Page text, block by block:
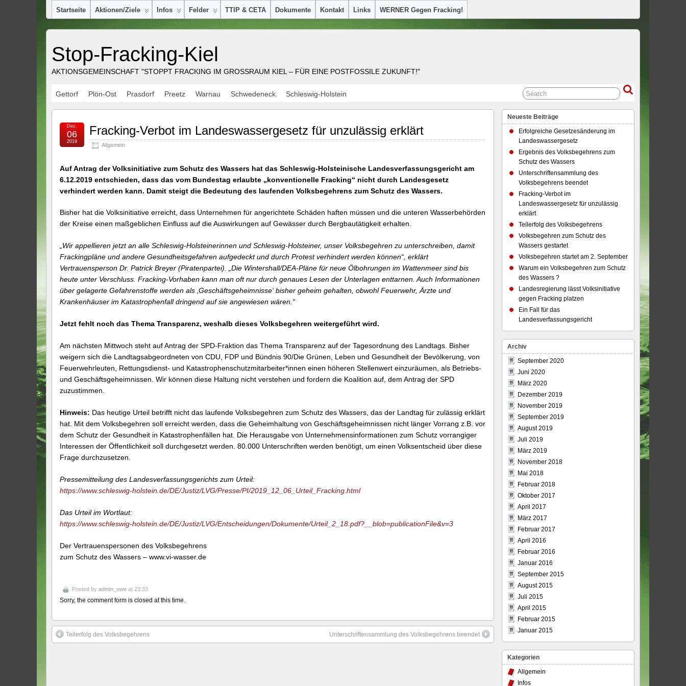
Startseite Aktionen/Ziele Infos Felder TTIP & CETA Dokumente Kontakt Links WERNER Gegen Fracking!
Stop-Fracking-Kiel
AKTIONSGEMEINSCHAFT "STOPPT FRACKING IM GROSSRAUM KIEL – FÜR EINE POSTFOSSILE ZUKUNFT!"
Gettorf Plön-Ost Prasdorf Preetz Warnau Schwedeneck Schleswig-Holstein
Fracking-Verbot im Landeswassergesetz für unzulässig erklärt
Allgemein
Dez.
06
2019
Auf Antrag der Volksinitiative zum Schutz des Wassers hat das Schleswig-Holsteinische Landesverfassungsgericht am
6.12.2019 entschieden, dass das vom Bundestag erlaubte „konventionelle Fracking“ nicht durch Landesgesetz
verhindert werden kann. Damit steigt die Bedeutung des laufenden Volksbegehrens zum Schutz des Wassers.
Bisher hat die Volksinitiative erreicht, dass Unternehmen für angerichtete Schäden haften müssen und die unteren Wasserbehörden
der Kreise einen maßgeblichen Einfluss auf die Auswirkungen auf Gewässer durch Bergbautätigkeit erhalten.
„Wir appellieren jetzt an alle Schleswig-Holsteinerinnen und Schleswig-Holsteiner, unser Volksbegehren zu unterschreiben, damit
Frackingpläne und andere Gesundheitsgefahren aufgedeckt und durch Protest verhindert werden können“, erklärt
Vertrauensperson Dr. Patrick Breyer (Piratenpartei). „Die Wintershall/DEA-Pläne für neue Ölbohrungen im Wattenmeer sind bis
heute unter Verschluss. Fracking-Vorhaben kann man oft nur durch genaues Lesen der Unterlagen enttarnen. Auch Informationen
über gelagerte Gefahrenstoffe werden als ‚Geschäftsgeheimnisse‘ bisher geheim gehalten, obwohl Feuerwehr, Ärzte und
Krankenhäuser im Katastrophenfall dringend auf sie angewiesen wären.“
Jetzt fehlt noch das Thema Transparenz, weshalb dieses Volksbegehren weitergeführt wird.
Am nächsten Mittwoch steht auf Antrag der SPD-Fraktion das Thema Transparenz auf der Tagesordnung des Landtags. Bisher
weigern sich die Landtagsabgeordneten von CDU, FDP und Bündnis 90/Die Grünen, Leben und Gesundheit der Bevölkerung, von
Feuerwehrleuten, Rettungsdienst- und Katastrophenschutzmitarbeiter*innen einen höheren Stellenwert einzuräumen, als Betriebs-
und Geschäftsgeheimnissen. Wir können diese Haltung nicht verstehen und fordern die Koalition auf, dem Antrag der SPD
zuzustimmen.
Hinweis: Das heutige Urteil betrifft nicht das laufende Volksbegehren zum Schutz des Wassers, das der Landtag für zulässig erklärt
hat. Mit dem Volksbegehren soll erreicht werden, dass die Geheimhaltung von Geschäftsgeheimnissen nicht länger Vorrang z.B. vor
dem Schutz der Gesundheit in Katastrophenfällen hat. Die Herausgabe von Unternehmensinformationen zum Schutz vorrangiger
Interessen der Öffentlichkeit soll durchgesetzt werden. 80.000 Unterschriften werden benötigt, um einen Volksentscheid über diese
Frage durchzusetzen.
Pressemitteilung des Landesverfassungsgerichts zum Urteil:
https://www.schleswig-holstein.de/DE/Justiz/LVG/Presse/PI/2019_12_06_Urteil_Fracking.html
Das Urteil im Wortlaut:
https://www.schleswig-holstein.de/DE/Justiz/LVG/Entscheidungen/Dokumente/Urteil_2_18.pdf?__blob=publicationFile&v=3
Der Vertrauenspersonen des Volksbegehrens
zum Schutz des Wassers – www.vi-wasser.de
Posted by admin_uweat 23:33
Sorry, the comment form is closed at this time.
Teilerfolg des Volksbegehrens Unterschriftensammlung des Volksbegehrens beendet
Neueste Beiträge
Erfolgreiche Gesetzesänderung im
Landeswassergesetz
Ergebnis des Volksbegehrens zum
Schutz des Wassers
Unterschriftensammlung des
Volksbegehrens beendet
Fracking-Verbot im
Landeswassergesetz für unzulässig
erklärt
Teilerfolg des Volksbegehrens
Volksbegehren zum Schutz des
Wassers gestartet
Volksbegehren startet am 2. September
Warum ein Volksbegehren zum Schutz
des Wassers ?
Landesregierung lässt Volksinitiative
gegen Fracking platzen
Ein Fall für das
Landesverfassungsgericht
Archiv
September 2020
Juni 2020
März 2020
Dezember 2019
November 2019
September 2019
August 2019
Juli 2019
März 2019
November 2018
Mai 2018
Februar 2018
Oktober 2017
April 2017
März 2017
Februar 2017
April 2016
Februar 2016
Januar 2016
September 2015
August 2015
Juli 2015
April 2015
Februar 2015
Januar 2015
Kategorien
Allgemein
Infos